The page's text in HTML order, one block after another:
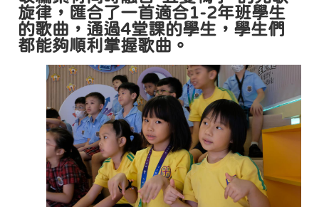
旋律，匯合了一首適合1-2年班學生
的歌曲，通過4堂課的學生，學生們
都能夠順利掌握歌曲。